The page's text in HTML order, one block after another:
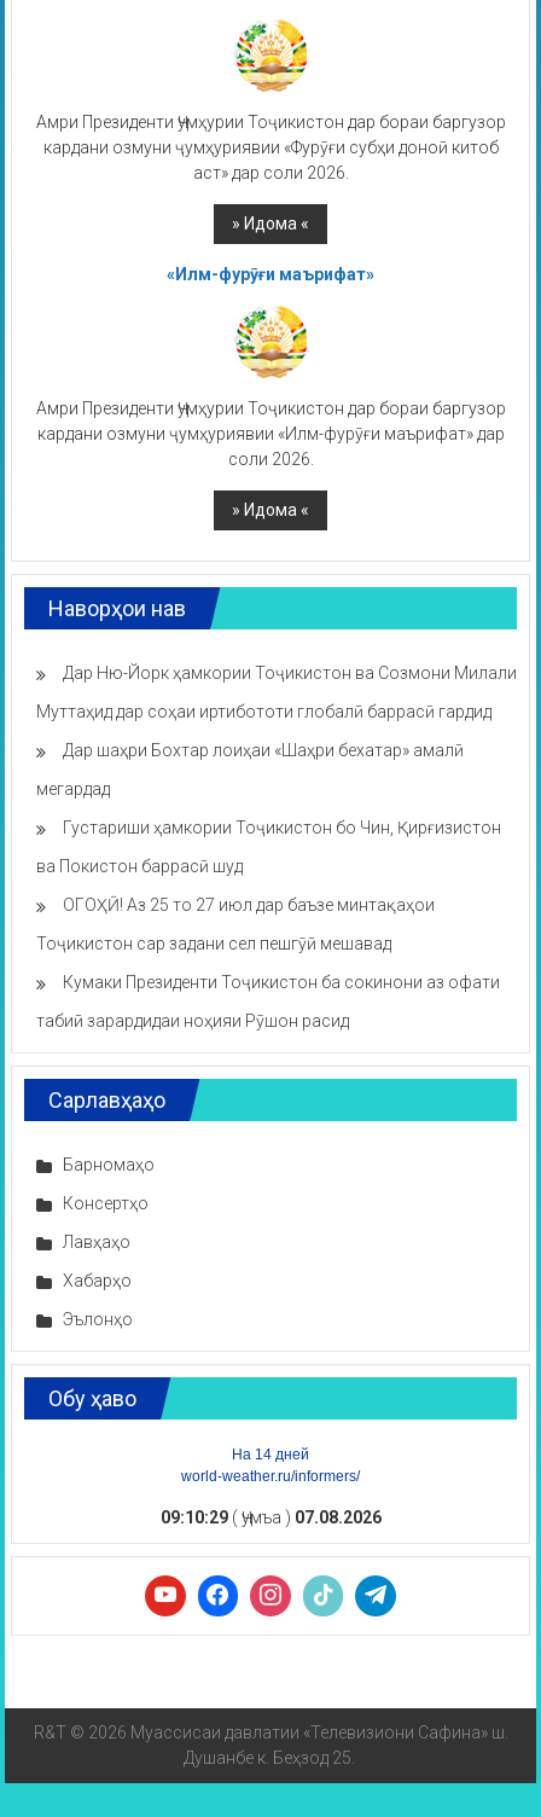
Амри Президенти Ҷумҳурии Тоҷикистон дар бораи баргузор
кардани озмуни ҷумҳуриявии «Фурӯғи субҳи доноӣ китоб
аст» дар соли 2026.
«Илм-фурӯғи маърифат»
Амри Президенти Ҷумҳурии Тоҷикистон дар бораи баргузор
кардани озмуни ҷумҳуриявии «Илм-фурӯғи маърифат» дар
соли 2026.
Наворҳои нав
Дар Ню-Йорк ҳамкории Тоҷикистон ва Созмони Милали
Муттаҳид дар соҳаи иртибототи глобалӣ баррасӣ гардид
Дар шаҳри Бохтар лоиҳаи «Шаҳри бехатар» амалӣ
мегардад
Густариши ҳамкории Тоҷикистон бо Чин, Қирғизистон
ва Покистон баррасӣ шуд
ОГОҲӢ! Аз 25 то 27 июл дар баъзе минтақаҳои
Тоҷикистон сар задани сел пешгӯӣ мешавад
Кумаки Президенти Тоҷикистон ба сокинони аз офати
табиӣ зарардидаи ноҳияи Рӯшон расид
Сарлавҳаҳо
Барномаҳо
Консертҳо
Лавҳаҳо
Хабарҳо
Эълонҳо
Обу ҳаво
На 14 дней
world-weather.ru/informers/
09:10:29( Ҷумъа ) 07.08.2026
R&T © 2026 Муассисаи давлатии «Телевизиони Сафина» ш.
Душанбе к. Беҳзод 25.